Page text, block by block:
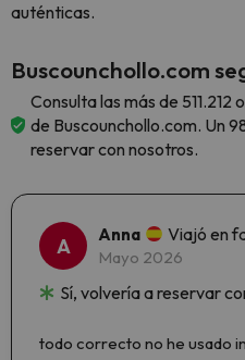
auténticas.
Buscounchollo.com
Consulta las más de
de Buscounchollo.com. Un
reservar con nosotros.